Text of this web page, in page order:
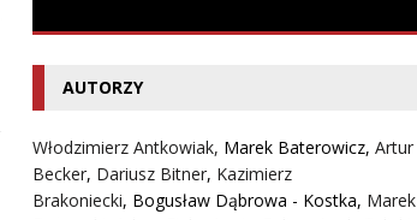
AUTORZY
Włodzimierz Antkowiak, Marek Baterowicz, Artur
Becker, Dariusz Bitner, Kazimierz
Brakoniecki, Bogusław Dąbrowa - Kostka, Marek